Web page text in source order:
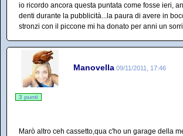
io ricordo ancora questa puntata come fosse ieri,
denti durante la pubblicità...la paura di avere in
stronzi con il piccone mi ha donato per anni un
Manovella 09/11/2011, 17:46
3 punti
Marò altro ceh cassetto,qua c'ho un garage della